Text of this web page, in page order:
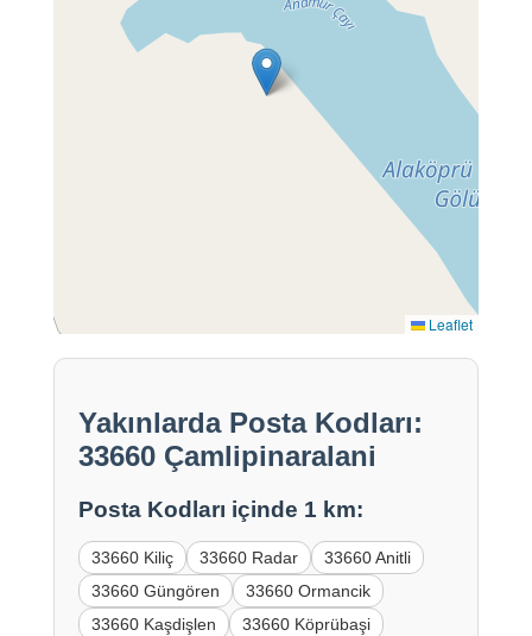
Leaflet
Yakınlarda Posta Kodları:
33660 Çamlipinaralani
Posta Kodları içinde 1 km:
33660 Kiliç 33660 Radar
33660 Anitli
33660 Güngören
33660 Ormancik
33660 Kaşdişlen
33660 Köprübaşi